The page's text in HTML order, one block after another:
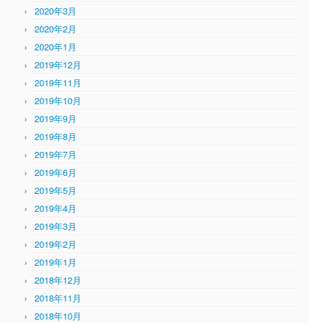
2020年3月
2020年2月
2020年1月
2019年12月
2019年11月
2019年10月
2019年9月
2019年8月
2019年7月
2019年6月
2019年5月
2019年4月
2019年3月
2019年2月
2019年1月
2018年12月
2018年11月
2018年10月